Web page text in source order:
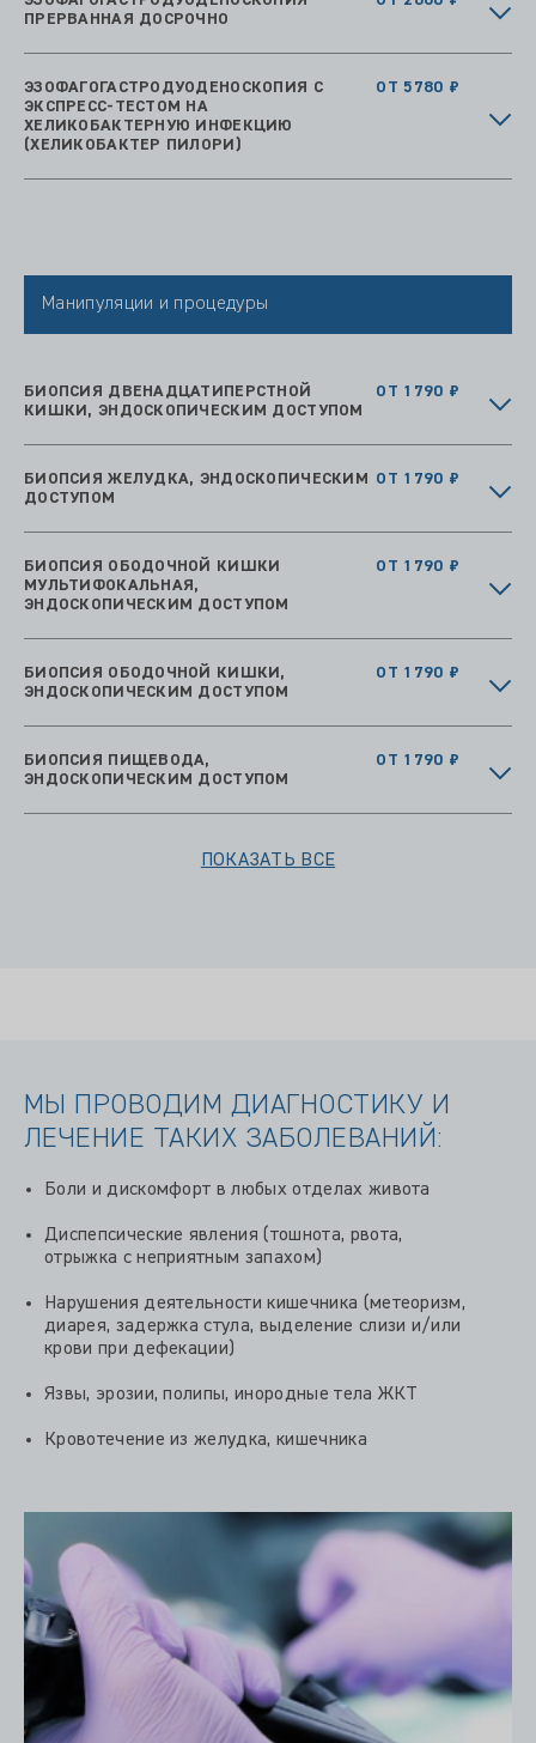
ПРЕРВАННАЯ ДОСРОЧНО
ЭЗОФАГОГАСТРОДУОДЕНОСКОПИЯ С
ЭКСПРЕСС‑ТЕСТОМ НА
ХЕЛИКОБАКТЕРНУЮ ИНФЕКЦИЮ
(ХЕЛИКОБАКТЕР ПИЛОРИ)
ОТ 5780 ₽
Манипуляции и процедуры
БИОПСИЯ ДВЕНАДЦАТИПЕРСТНОЙ
КИШКИ, ЭНДОСКОПИЧЕСКИМ ДОСТУПОМ
ОТ 1790 ₽
БИОПСИЯ ЖЕЛУДКА, ЭНДОСКОПИЧЕСКИМ
ДОСТУПОМ
ОТ 1790 ₽
БИОПСИЯ ОБОДОЧНОЙ КИШКИ
МУЛЬТИФОКАЛЬНАЯ,
ЭНДОСКОПИЧЕСКИМ ДОСТУПОМ
ОТ 1790 ₽
БИОПСИЯ ОБОДОЧНОЙ КИШКИ,
ЭНДОСКОПИЧЕСКИМ ДОСТУПОМ
ОТ 1790 ₽
БИОПСИЯ ПИЩЕВОДА,
ЭНДОСКОПИЧЕСКИМ ДОСТУПОМ
ОТ 1790 ₽
ПОКАЗАТЬ ВСЕ
МЫ ПРОВОДИМ ДИАГНОСТИКУ И
ЛЕЧЕНИЕ ТАКИХ ЗАБОЛЕВАНИЙ:
Боли и дискомфорт в любых отделах живота
Диспепсические явления (тошнота, рвота,
отрыжка с неприятным запахом)
Нарушения деятельности кишечника (метеоризм,
диарея, задержка стула, выделение слизи и/или
крови при дефекации)
Язвы, эрозии, полипы, инородные тела ЖКТ
Кровотечение из желудка, кишечника